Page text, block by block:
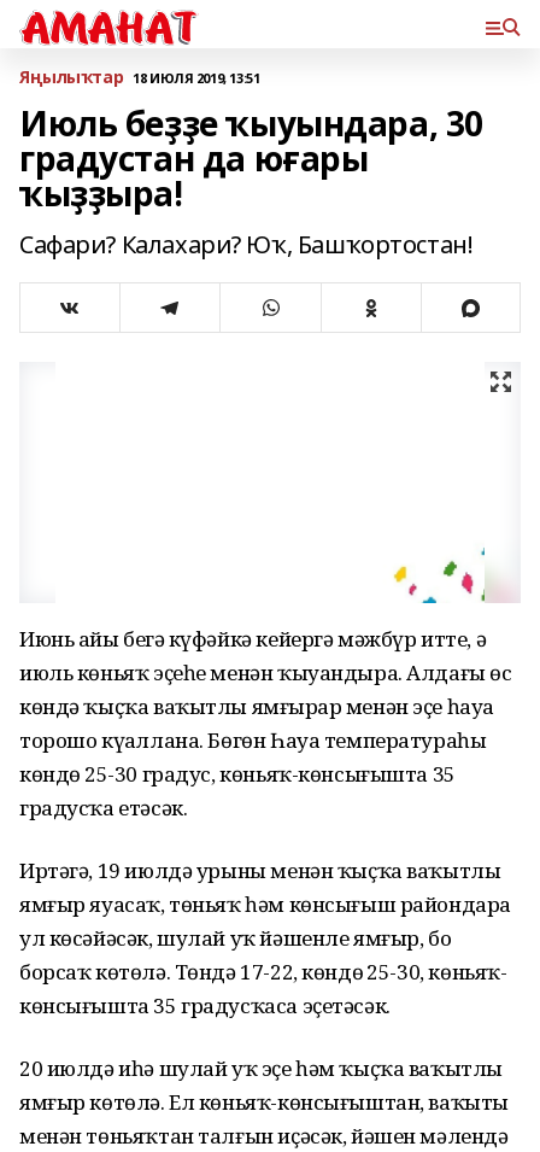
Яңылыҡтар 18 ИЮЛЯ 2019, 13:51
Июль беҙҙе ҡыуындара, 30
градустан да юғары
ҡыҙҙыра!
Сафари? Калахари? Юҡ, Башҡортостан!
Июнь айы беҙгә күфәйкә кейергә мәжбүр итте, ә
июль көньяҡ эҫеһе менән ҡыуандыра. Алдағы өс
көндә ҡыҫҡа ваҡытлы ямғырҙар менән эҫе һауа
торошо күҙаллана. Бөгөн Һауа температураһы
көндөҙ 25-30 градус, көньяҡ-көнсығышта 35
градусҡа етәсәк.
Иртәгә, 19 июлдә урыны менән ҡыҫҡа ваҡытлы
ямғыр яуасаҡ, төньяҡ һәм көнсығыш райондарҙа
ул көсәйәсәк, шулай уҡ йәшенле ямғыр, боҙ
борсаҡ көтөлә. Төндә 17-22, көндөҙ 25-30, көньяҡ-
көнсығышта 35 градусҡаса эҫетәсәк.
20 июлдә иһә шулай уҡ эҫе һәм ҡыҫҡа ваҡытлы
ямғыр көтөлә. Ел көньяҡ-көнсығыштан, ваҡыты
менән төньяҡтан талғын иҫәсәк, йәшен мәлендә